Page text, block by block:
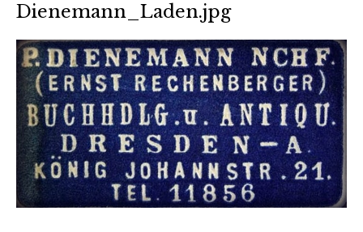
Dienemann_Laden.jpg